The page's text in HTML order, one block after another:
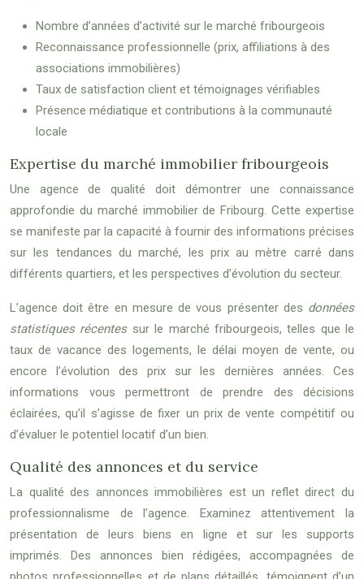
Nombre d’années d’activité sur le marché fribourgeois
Reconnaissance professionnelle (prix, affiliations à des
associations immobilières)
Taux de satisfaction client et témoignages vérifiables
Présence médiatique et contributions à la communauté
locale
Expertise du marché immobilier fribourgeois
Une agence de qualité doit démontrer une connaissance
approfondie du marché immobilier de Fribourg. Cette expertise
se manifeste par la capacité à fournir des informations précises
sur les tendances du marché, les prix au mètre carré dans
différents quartiers, et les perspectives d’évolution du secteur.
L’agence doit être en mesure de vous présenter des données
statistiques récentes sur le marché fribourgeois, telles que le
taux de vacance des logements, le délai moyen de vente, ou
encore l’évolution des prix sur les dernières années. Ces
informations vous permettront de prendre des décisions
éclairées, qu’il s’agisse de fixer un prix de vente compétitif ou
d’évaluer le potentiel locatif d’un bien.
Qualité des annonces et du service
La qualité des annonces immobilières est un reflet direct du
professionnalisme de l’agence. Examinez attentivement la
présentation de leurs biens en ligne et sur les supports
imprimés. Des annonces bien rédigées, accompagnées de